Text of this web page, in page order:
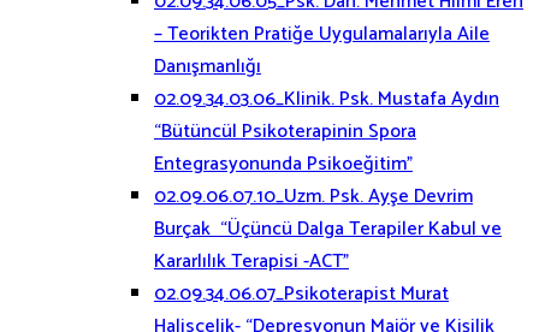
– Teorikten Pratiğe Uygulamalarıyla Aile
Danışmanlığı
02.09.34.03.06_Klinik. Psk. Mustafa Aydın
“Bütüncül Psikoterapinin Spora
Entegrasyonunda Psikoeğitim”
02.09.06.07.10_Uzm. Psk. Ayşe Devrim
Burçak “Üçüncü Dalga Terapiler Kabul ve
Kararlılık Terapisi -ACT”
02.09.34.06.07_Psikoterapist Murat